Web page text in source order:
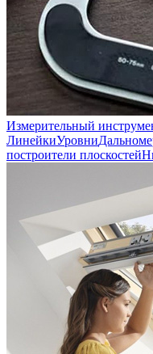
Измерительный
ЛинейкиУровни
построители плоскостей